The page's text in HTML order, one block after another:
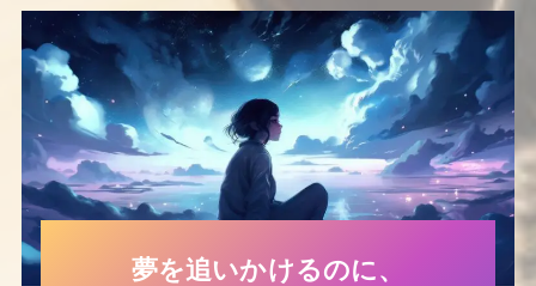
夢を追いかけるのに、